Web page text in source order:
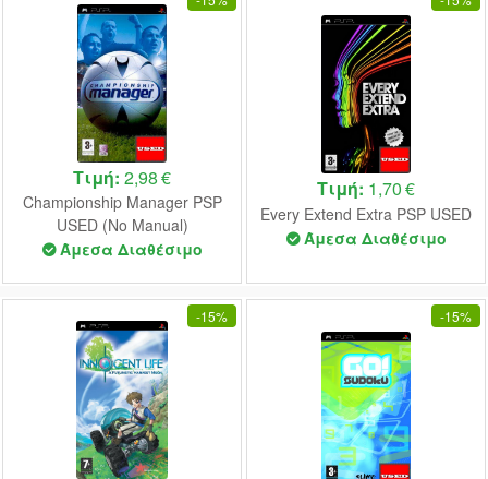
Τιμή: 2,98 €
Championship Manager PSP
USED (No Manual)
Άμεσα Διαθέσιμο
Τιμή: 1,70 €
Every Extend Extra PSP USED
Άμεσα Διαθέσιμο
-15% -15%